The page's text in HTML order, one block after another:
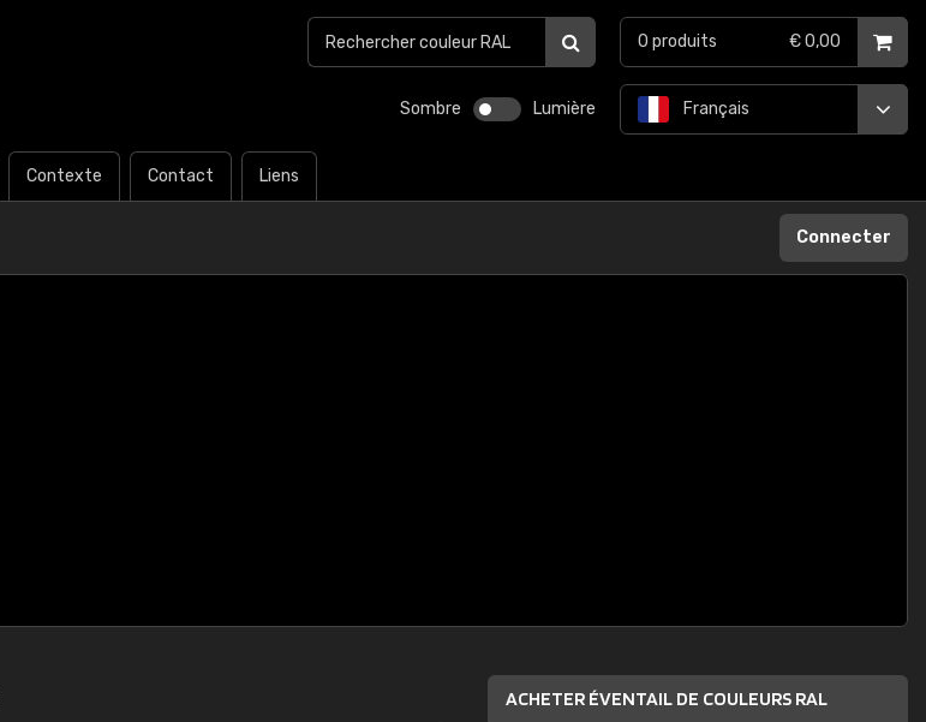
Sombre Lumière
Contexte Contact Liens
Français
0 produits € 0,00
Connecter
ACHETER ÉVENTAIL DE COULEURS RAL